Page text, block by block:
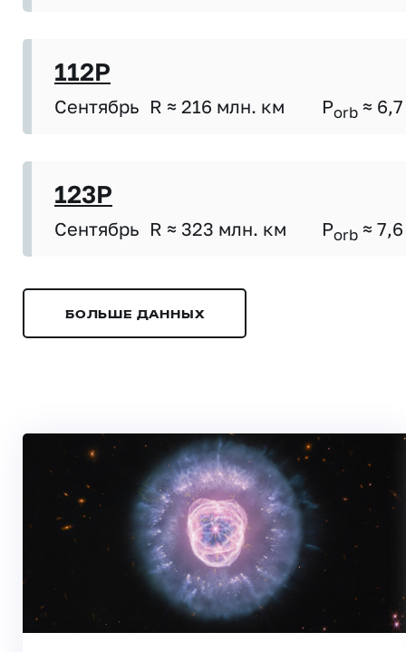
112P
Сентябрь R ≈ 216 млн. км Porb ≈ 6,7
123P
Сентябрь R ≈ 323 млн. км Porb ≈ 7,6
БОЛЬШЕ ДАННЫХ